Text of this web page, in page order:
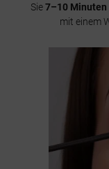
Sie7–10 Minuten
mit einem